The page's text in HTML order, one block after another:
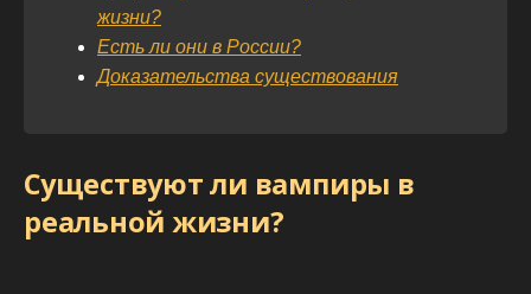
жизни?
Есть ли они в России?
Доказательства существования
Существуют ли вампиры в
реальной жизни?